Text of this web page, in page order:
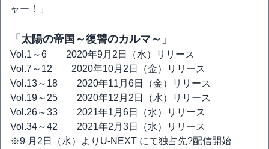
ャー！」
「太陽の帝国～復讐のカルマ～」
Vol.1～6 2020年9月2日（水）リリース
Vol.7～12 2020年10月2日（金）リリース
Vol.13～18 2020年11月6日（金）リリース
Vol.19～25 2020年12月2日（水）リリース
Vol.26～33 2021年1月6日（水）リリース
Vol.34～42 2021年2月3日（水）リリース
※9 月2日（水）よりU-NEXT にて独占先?配信開始